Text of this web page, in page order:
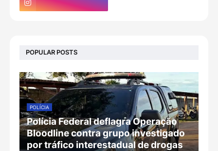
POPULAR POSTS
POLÍCIA
Polícia Federal deflagra Operação
Bloodline contra grupo investigado
por tráfico interestadual de drogas